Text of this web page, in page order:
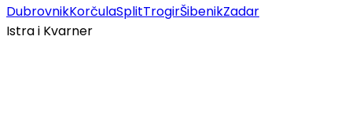
DubrovnikKorčulaSplitTrogirŠibenikZadar
Istra i Kvarner